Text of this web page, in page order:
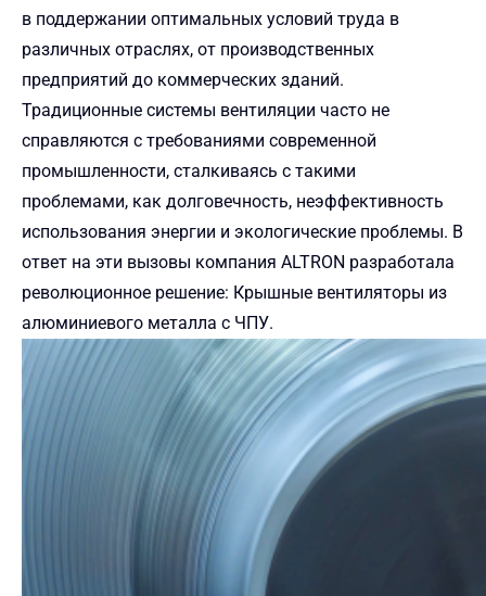
в поддержании оптимальных условий труда в
различных отраслях, от производственных
предприятий до коммерческих зданий.
Традиционные системы вентиляции часто не
справляются с требованиями современной
промышленности, сталкиваясь с такими
проблемами, как долговечность, неэффективность
использования энергии и экологические проблемы. В
ответ на эти вызовы компания ALTRON разработала
революционное решение: Крышные вентиляторы из
алюминиевого металла с ЧПУ.